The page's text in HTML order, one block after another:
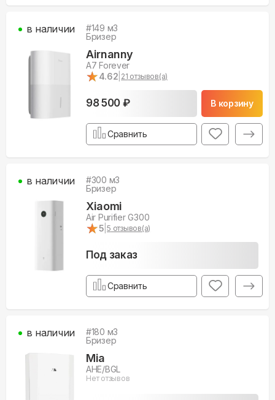
#149 м3
Бризер
Airnanny
A7 Forever
★
★4.62 21 отзывов(а)
98 500 ₽ В корзину
в наличии
Сравнить
#300 м3
Бризер
Xiaomi
Air Purifier G300
★
★5 |5 отзывов(а)
Под заказ
в наличии
Сравнить
#180 м3
Бризер
Mia
AHE/BGL
Нет отзывов
в наличии